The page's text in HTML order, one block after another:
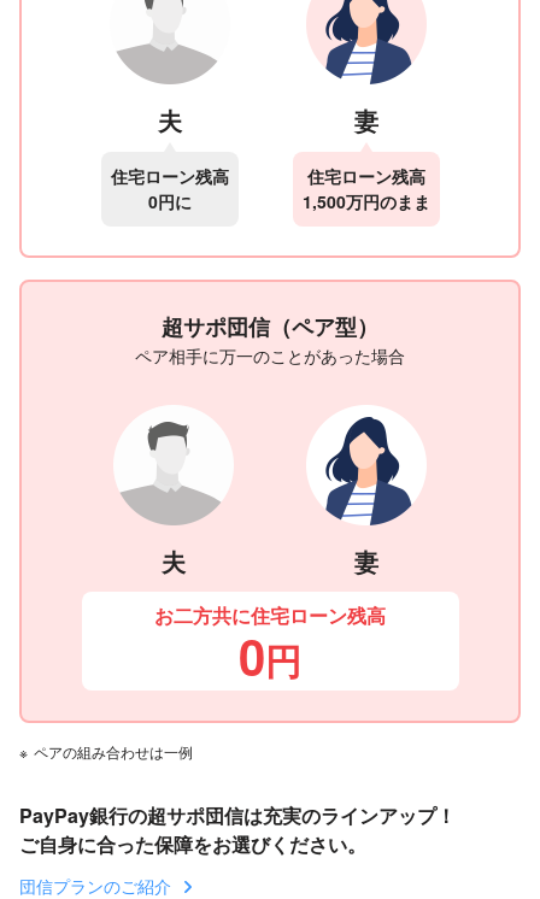
夫
住宅ローン残高
0円に
妻
住宅ローン残高
1,500万円のまま
超サポ団信（ペア型）
ペア相手に万一のことがあった場合
夫 妻
お二方共に住宅ローン残高
0円
※ ペアの組み合わせは一例
PayPay銀行の超サポ団信は充実のラインアップ！
ご自身に合った保障をお選びください。
団信プランのご紹介